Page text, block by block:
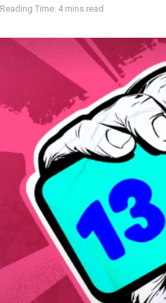
Reading Time: 4 mins read